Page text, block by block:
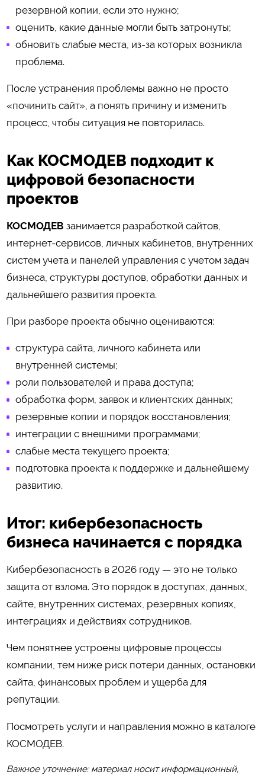
резервной копии, если это нужно;
оценить, какие данные могли быть затронуты;
обновить слабые места, из-за которых возникла
проблема.
После устранения проблемы важно не просто
«починить сайт», а понять причину и изменить
процесс, чтобы ситуация не повторилась.
Как КОСМОДЕВ подходит к
цифровой безопасности
проектов
КОСМОДЕВ занимается разработкой сайтов,
интернет-сервисов, личных кабинетов, внутренних
систем учета и панелей управления с учетом задач
бизнеса, структуры доступов, обработки данных и
дальнейшего развития проекта.
При разборе проекта обычно оцениваются:
структура сайта, личного кабинета или
внутренней системы;
роли пользователей и права доступа;
обработка форм, заявок и клиентских данных;
резервные копии и порядок восстановления;
интеграции с внешними программами;
слабые места текущего проекта;
подготовка проекта к поддержке и дальнейшему
развитию.
Итог: кибербезопасность
бизнеса начинается с порядка
Кибербезопасность в 2026 году — это не только
защита от взлома. Это порядок в доступах, данных,
сайте, внутренних системах, резервных копиях,
интеграциях и действиях сотрудников.
Чем понятнее устроены цифровые процессы
компании, тем ниже риск потери данных, остановки
сайта, финансовых проблем и ущерба для
репутации.
Посмотреть услуги и направления можно в каталоге
КОСМОДЕВ.
Важное уточнение: материал носит информационный,